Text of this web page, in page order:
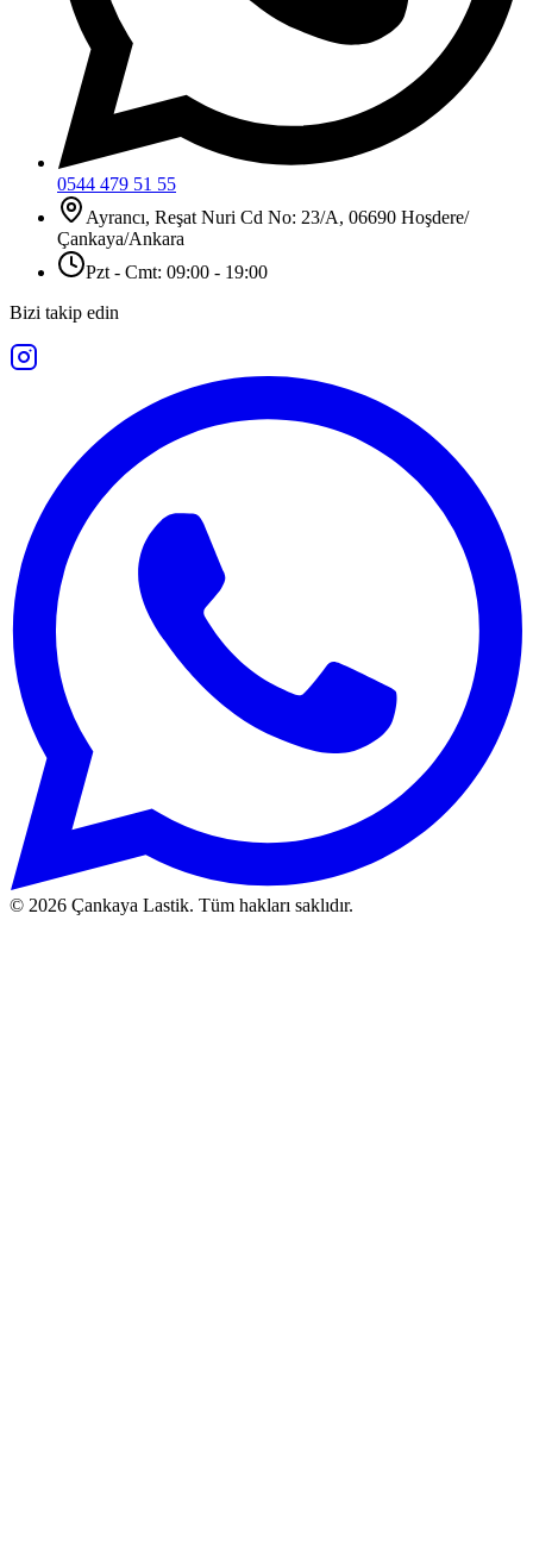
0544 479 51 55
Ayrancı, Reşat Nuri Cd No: 23/A, 06690 Hoşdere/
Çankaya/Ankara
Pzt - Cmt: 09:00 - 19:00
Bizi takip edin
© 2026 Çankaya Lastik. Tüm hakları saklıdır.